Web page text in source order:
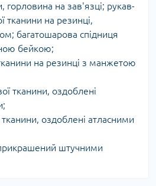
горловина на зав'язці; рукав-
тканини на резинці,
багатошарова спідниця
бейкою;
на резинці з манжетою
тканини, оздоблені
оздоблені атласними
штучними